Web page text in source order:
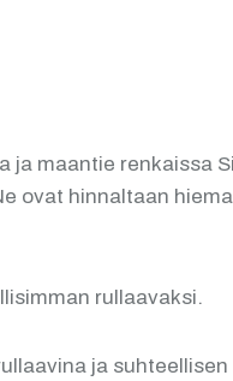
ja maantie renkaissa
ovat hinnaltaan
rullaavaksi.
ja